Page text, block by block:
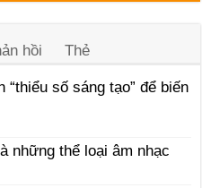
hồi Thẻ
số sáng tạo” để biến
những thể loại âm nhạc